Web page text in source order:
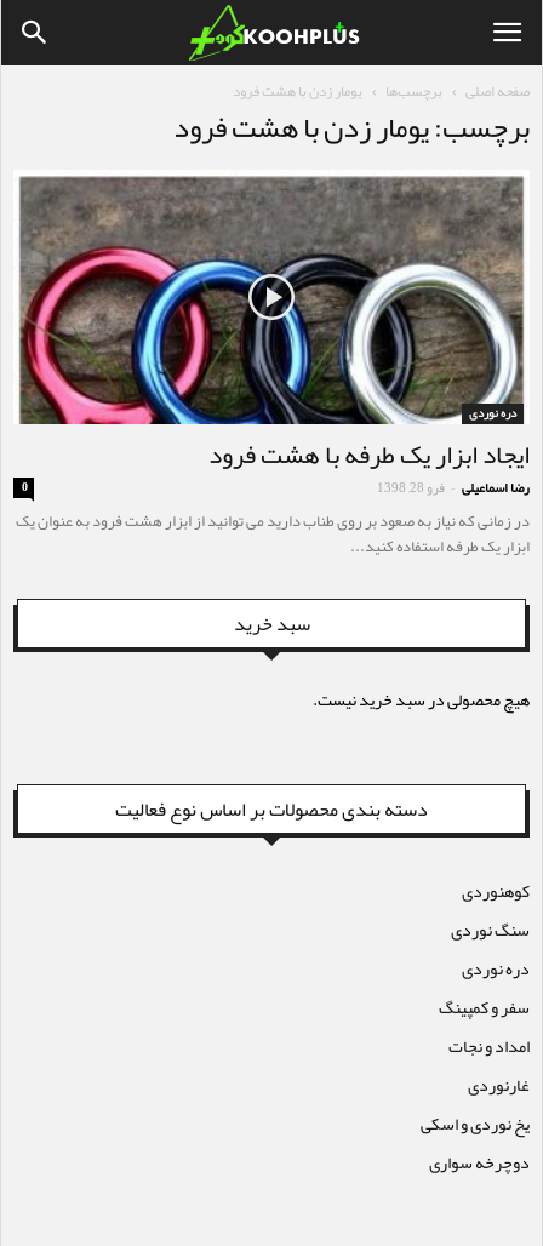
صفحه اصلی برچسب‌ها یومار زدن با هشت فرود
برچسب: یومار زدن با هشت فرود
دره نوردی
ایجاد ابزار یک طرفه با هشت فرود
رضا اسماعیلی - فرو 28, 1398 0
در زمانی که نیاز به صعود بر روی طناب دارید می توانید از ابزار هشت فرود به عنوان یک
ابزار یک طرفه استفاده کنید...
سبد خرید
هیچ محصولی در سبد خرید نیست.
دسته بندی محصولات بر اساس نوع فعالیت
کوهنوردی
سنگ نوردی
دره نوردی
سفر و کمپینگ
امداد و نجات
غارنوردی
یخ نوردی و اسکی
دوچرخه سواری